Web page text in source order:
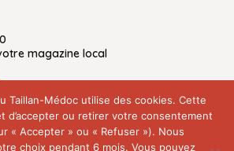
magazine local
Taillan-Médoc utilise des cookies. Cette
d’accepter ou retirer votre consentement
« Accepter » ou « Refuser »). Nous
choix pendant 6 mois. Vous pouvez